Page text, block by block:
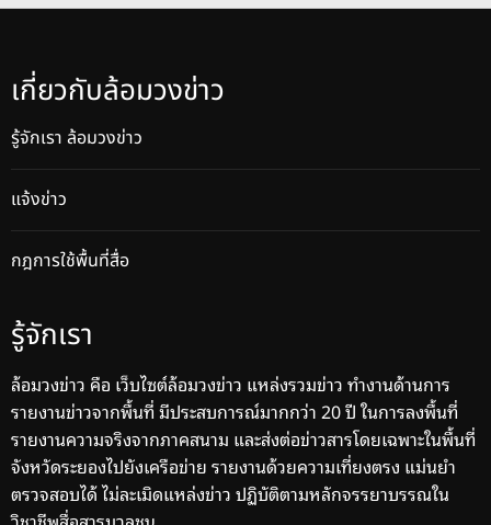
เกี่ยวกับล้อมวงข่าว
รู้จักเรา ล้อมวงข่าว
แจ้งข่าว
กฎการใช้พื้นที่สื่อ
รู้จักเรา
ล้อมวงข่าว คือ เว็บไซต์ล้อมวงข่าว แหล่งรวมข่าว ทำงานด้านการ
รายงานข่าวจากพื้นที่ มีประสบการณ์มากกว่า 20 ปี ในการลงพื้นที่
รายงานความจริงจากภาคสนาม และส่งต่อข่าวสารโดยเฉพาะในพื้นที่
จังหวัดระยองไปยังเครือข่าย รายงานด้วยความเที่ยงตรง แม่นยำ
ตรวจสอบได้ ไม่ละเมิดแหล่งข่าว ปฏิบัติตามหลักจรรยาบรรณใน